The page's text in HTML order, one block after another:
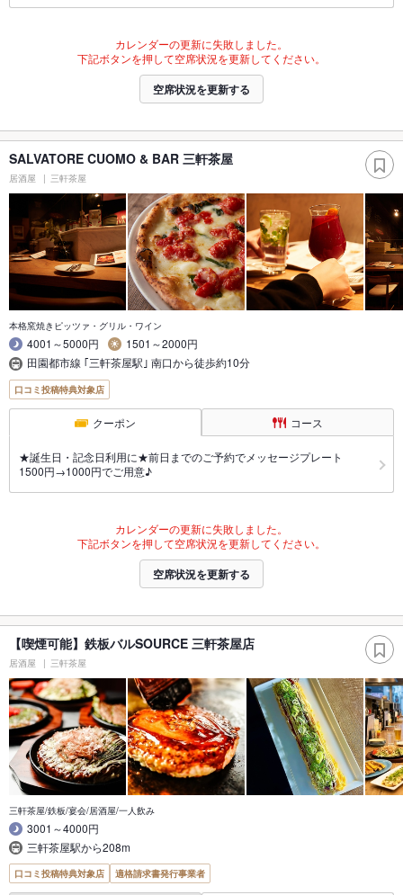
カレンダーの更新に失敗しました。
下記ボタンを押して空席状況を更新してください。
空席状況を更新する
SALVATORE CUOMO & BAR 三軒茶屋
居酒屋 三軒茶屋
本格窯焼きピッツァ・グリル・ワイン
4001～5000円
1501～2000円
田園都市線 ｢三軒茶屋駅｣ 南口から徒歩約10分
口コミ投稿特典対象店
クーポン コース
★誕生日・記念日利用に★前日までのご予約でメッセージプレート
1500円→1000円でご用意♪
カレンダーの更新に失敗しました。
下記ボタンを押して空席状況を更新してください。
空席状況を更新する
【喫煙可能】鉄板バルSOURCE 三軒茶屋店
居酒屋 三軒茶屋
三軒茶屋/鉄板/宴会/居酒屋/一人飲み
3001～4000円
三軒茶屋駅から208m
口コミ投稿特典対象店 適格請求書発行事業者